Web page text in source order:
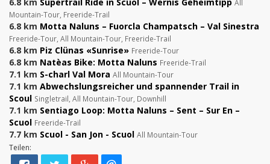
All
Mountain-Tour, Freeride-Trail
6.8 km Motta Naluns – Fuorcla Champatsch – Val Sinestra
Freeride-Tour, All Mountain-Tour, Freeride-Trail
6.8 km Piz Clünas «Sunrise» Freeride-Tour
6.8 km Natèas Bike: Motta Naluns Freeride-Trail
7.1 km S-charl Val Mora All Mountain-Tour
7.1 km Abwechslungsreicher und spannender Trail in
Scoul Singletrail, All Mountain-Tour, Downhill
7.1 km Sentiago Loop: Motta Naluns – Sent – Sur En –
Scuol Freeride-Trail
7.7 km Scuol - San Jon - Scuol All Mountain-Tour
Teilen: